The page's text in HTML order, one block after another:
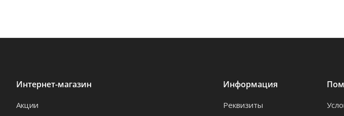
Интернет-магазин
Акции
Информация
Реквизиты